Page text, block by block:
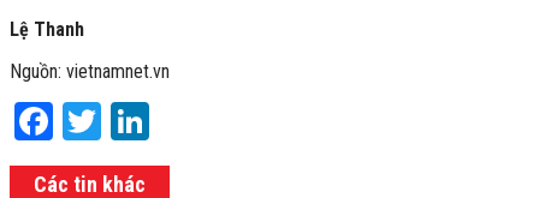
Lệ Thanh
Nguồn: vietnamnet.vn
Facebook
Twitter
Các tin khác